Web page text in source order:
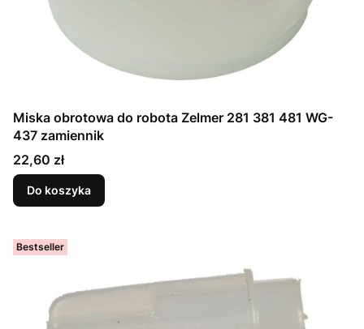
Miska obrotowa do robota Zelmer 281 381 481 WG-
437 zamiennik
Cena
22,60 zł
Do koszyka
Bestseller